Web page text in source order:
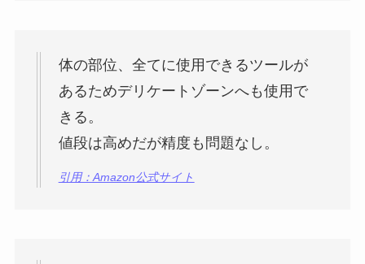
体の部位、全てに使用できるツールが
あるためデリケートゾーンへも使用で
きる。
値段は高めだが精度も問題なし。
引用：Amazon公式サイト